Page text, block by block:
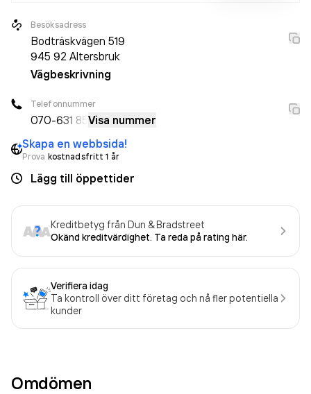
Besöksadress
Bodträskvägen 519
945 92 Altersbruk
Vägbeskrivning
Telefonnummer
070-631 85 Visa nummer
Skapa en webbsida!
Prova kostnadsfritt 1 år
Lägg till öppettider
Kreditbetyg från Dun & Bradstreet
Okänd kreditvärdighet. Ta reda på rating här.
Verifiera idag
Ta kontroll över ditt företag och nå fler potentiella
kunder
Omdömen